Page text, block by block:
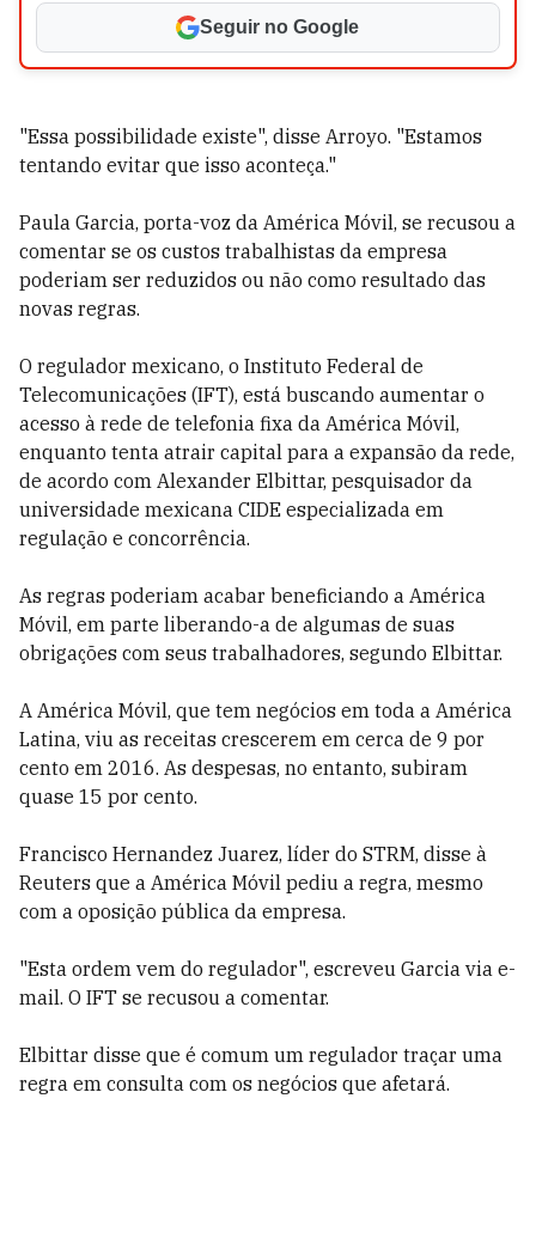
Seguir no Google
"Essa possibilidade existe", disse Arroyo. "Estamos
tentando evitar que isso aconteça."
Paula Garcia, porta-voz da América Móvil, se recusou a
comentar se os custos trabalhistas da empresa
poderiam ser reduzidos ou não como resultado das
novas regras.
O regulador mexicano, o Instituto Federal de
Telecomunicações (IFT), está buscando aumentar o
acesso à rede de telefonia fixa da América Móvil,
enquanto tenta atrair capital para a expansão da rede,
de acordo com Alexander Elbittar, pesquisador da
universidade mexicana CIDE especializada em
regulação e concorrência.
As regras poderiam acabar beneficiando a América
Móvil, em parte liberando-a de algumas de suas
obrigações com seus trabalhadores, segundo Elbittar.
A América Móvil, que tem negócios em toda a América
Latina, viu as receitas crescerem em cerca de 9 por
cento em 2016. As despesas, no entanto, subiram
quase 15 por cento.
Francisco Hernandez Juarez, líder do STRM, disse à
Reuters que a América Móvil pediu a regra, mesmo
com a oposição pública da empresa.
"Esta ordem vem do regulador", escreveu Garcia via e-
mail. O IFT se recusou a comentar.
Elbittar disse que é comum um regulador traçar uma
regra em consulta com os negócios que afetará.